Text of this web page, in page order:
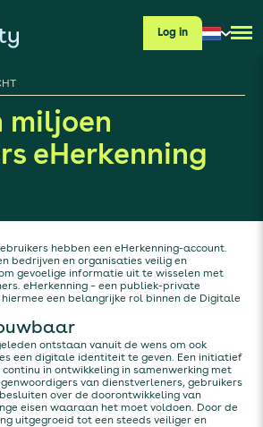
Log in
miljoen
eHerkenning
hebben een eHerkenning-account.
bedrijven en organisaties veilig en
gevoelige informatie uit te wisselen met
eHerkenning – een publiek-private
een belangrijke rol binnen de Digitale
ontstaan vanuit de wens om ook
een digitale identiteit te geven. Een initiatief
continu in ontwikkeling in samenwerking met
van dienstverleners, gebruikers
over de doorontwikkeling van
eisen waaraan het moet voldoen. Door de
uitgegroeid tot een steeds veiliger en